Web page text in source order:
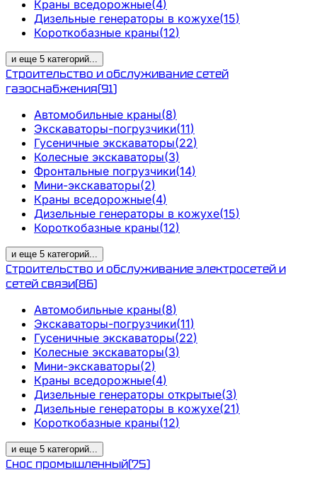
Краны вседорожные(4)
Дизельные генераторы в кожухе(15)
Короткобазные краны(12)
и еще 5 категорий...
Строительство и обслуживание сетей
газоснабжения(91)
Автомобильные краны(8)
Экскаваторы-погрузчики(11)
Гусеничные экскаваторы(22)
Колесные экскаваторы(3)
Фронтальные погрузчики(14)
Мини-экскаваторы(2)
Краны вседорожные(4)
Дизельные генераторы в кожухе(15)
Короткобазные краны(12)
и еще 5 категорий...
Строительство и обслуживание электросетей и
сетей связи(86)
Автомобильные краны(8)
Экскаваторы-погрузчики(11)
Гусеничные экскаваторы(22)
Колесные экскаваторы(3)
Мини-экскаваторы(2)
Краны вседорожные(4)
Дизельные генераторы открытые(3)
Дизельные генераторы в кожухе(21)
Короткобазные краны(12)
и еще 5 категорий...
Снос промышленный(75)